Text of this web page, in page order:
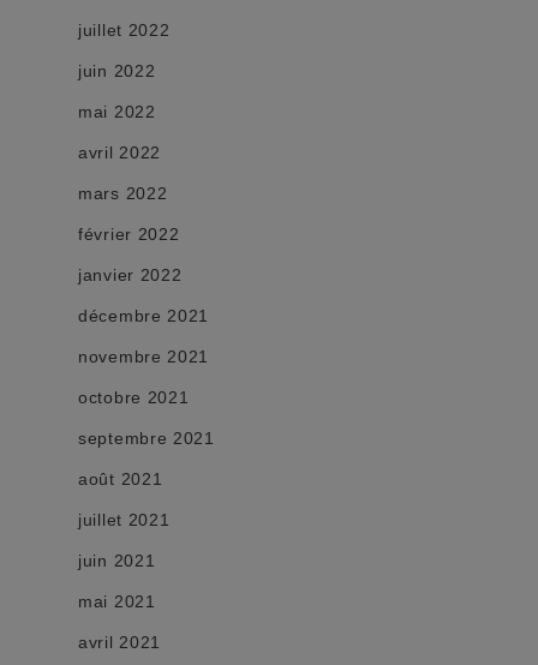
juillet 2022
juin 2022
mai 2022
avril 2022
mars 2022
février 2022
janvier 2022
décembre 2021
novembre 2021
octobre 2021
septembre 2021
août 2021
juillet 2021
juin 2021
mai 2021
avril 2021